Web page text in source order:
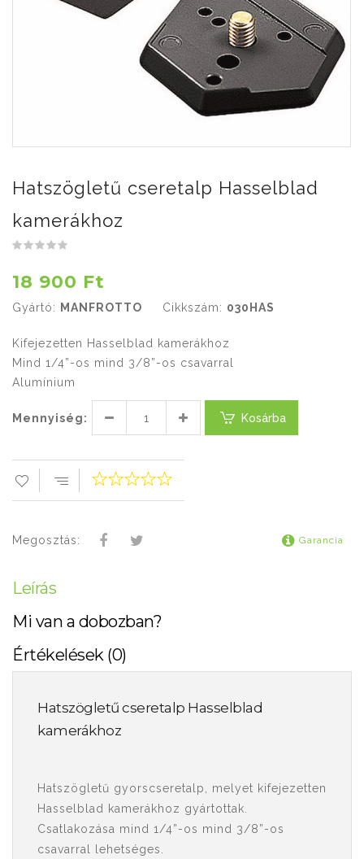
Hatszögletű cseretalp Hasselblad
kamerákhoz
18 900 Ft
Gyártó: MANFROTTO Cikkszám: 030HAS
Kifejezetten Hasselblad kamerákhoz
Mind 1/4”-os mind 3/8”-os csavarral
Alumínium
Mennyiség: Kosárba
Megosztás: Garancia
Leírás
Mi van a dobozban?
Értékelések (0)
Hatszögletű cseretalp Hasselblad
kamerákhoz
Hatszögletű gyorscseretalp, melyet kifejezetten
Hasselblad kamerákhoz gyártottak.
Csatlakozása mind 1/4”-os mind 3/8”-os
csavarral lehetséges.